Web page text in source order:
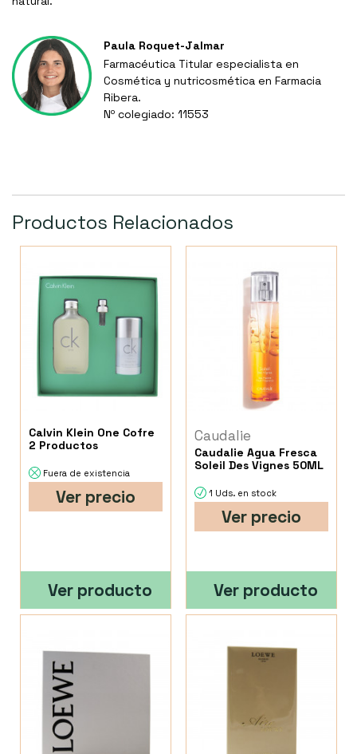
Paula Roquet-Jalmar
Farmacéutica Titular especialista en
Cosmética y nutricosmética en Farmacia
Ribera.
Nº colegiado: 11553
Productos Relacionados
Calvin Klein One Cofre
2 Productos
Fuera de existencia
Ver precio
Ver producto
Caudalie
Caudalie Agua Fresca
Soleil Des Vignes 50ML
1 Uds. en stock
Ver precio
Ver producto